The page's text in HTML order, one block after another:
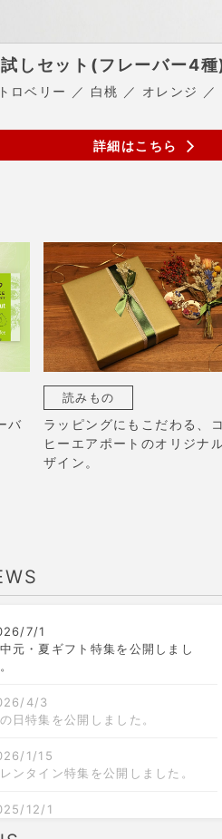
しセット(フレーバー4種
ロベリー ／ 白桃 ／ オレンジ ／
詳細はこちら
バ
読みもの
ラッピングにもこだわる、
ヒーエアポートのオリジナ
ザイン。
9月
14 15 16 17
21
7/1
元・夏ギフト特集を公開しまし
4/3
日特集を公開しました。
1/15
ンタイン特集を公開しました。
12/1